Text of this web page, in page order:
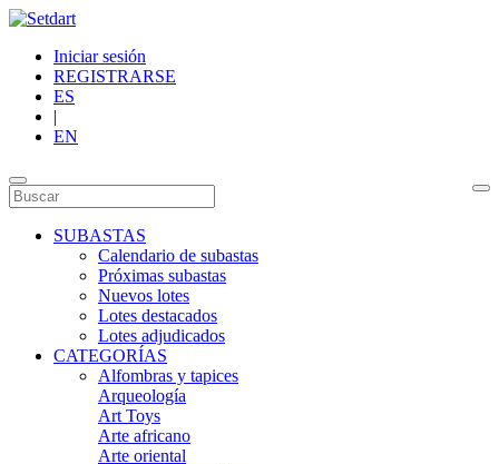
Iniciar sesión
REGISTRARSE
ES
|
EN
SUBASTAS
Calendario de subastas
Próximas subastas
Nuevos lotes
Lotes destacados
Lotes adjudicados
CATEGORÍAS
Alfombras y tapices
Arqueología
Art Toys
Arte africano
Arte oriental